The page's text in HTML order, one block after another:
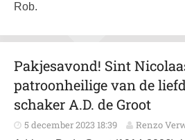
Rob.
Pakjesavond! Sint
patroonheilige van de
schaker A.D. de Groot
5 december 2023 18:39 Renzo